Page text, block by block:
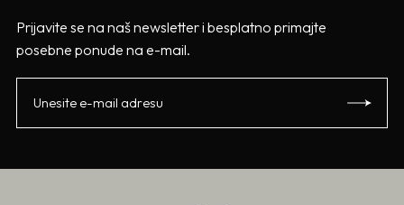
Prijavite se na naš newsletter i besplatno primajte
posebne ponude na e-mail.